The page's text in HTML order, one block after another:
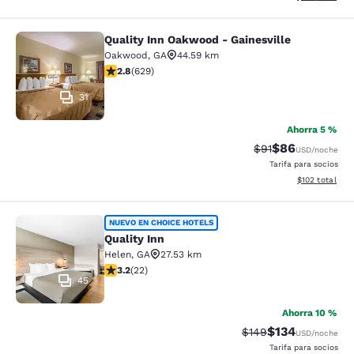
Quality Inn Oakwood - Gainesville
31
Quality Inn Oakwood - Gainesville
Oakwood, GA
44.59 km
calificación de 2.75 estrellas. Feria. 629 reseñas
2.8(629)
Ahorra 5 %
Precio tachado:
$91Precio con
$86USD/noche
Tarifa para socios
Ver detalles
$102 total
Quality Inn
45
NUEVO EN CHOICE HOTELS
Quality Inn
Helen, GA
27.53 km
calificación de 3.23 estrellas. Bueno. 22 reseñas
3.2(22)
Ahorra 10 %
Precio tachado:
$149Precio con
$134USD/noche
Tarifa para socios